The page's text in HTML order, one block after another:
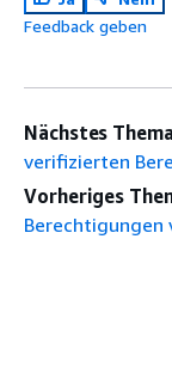
Feedback geben
Nächstes
verifizierten
Vorheriges
Berechtigungen